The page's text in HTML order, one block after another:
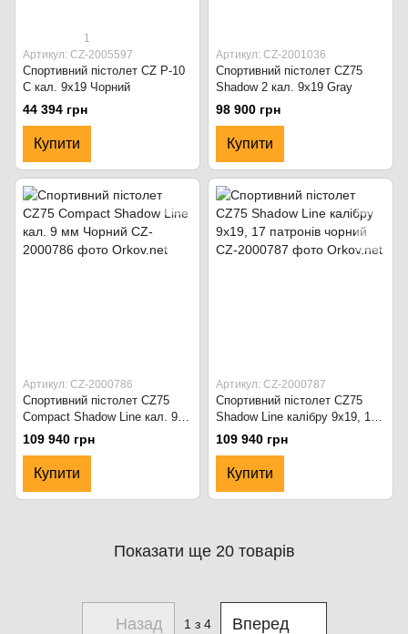
1
Артикул: CZ-2005597
Спортивний пістолет CZ P-10
C кал. 9x19 Чорний
44 394 грн
Купити
Артикул: CZ-2001036
Спортивний пістолет CZ75
Shadow 2 кал. 9x19 Gray
98 900 грн
Купити
Артикул: CZ-2000786
Спортивний пістолет CZ75
Compact Shadow Line кал. 9
мм Чорний
109 940 грн
Купити
Артикул: CZ-2000787
Спортивний пістолет CZ75
Shadow Line калібру 9x19, 17
патронів чорний
109 940 грн
Купити
Показати ще 20 товарів
Назад 1 з 4 Вперед